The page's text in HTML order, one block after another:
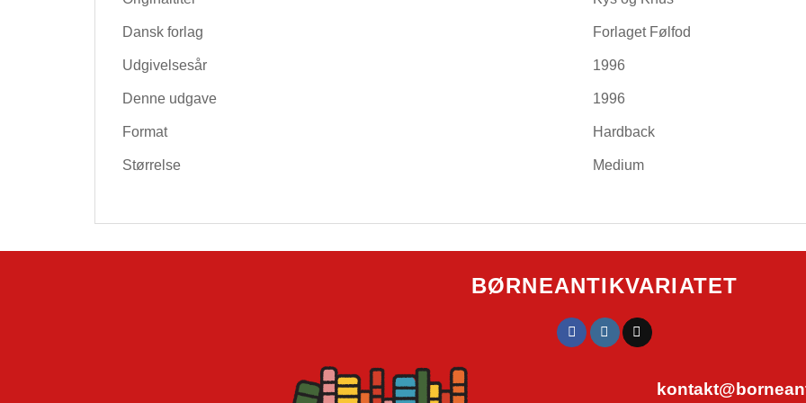
Dansk forlag Forlaget Følfod
Udgivelsesår 1996
Denne udgave 1996
Format Hardback
Størrelse Medium
BØRNEANTIKVARIATET